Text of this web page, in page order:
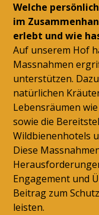
Welche
im
erlebt und wie
Auf unserem Hof
Massnahmen
unterstützen.
natürlichen
Lebensräumen
sowie die
Wildbienenhotels
Diese
Engagement und
Beitrag zum
leisten.